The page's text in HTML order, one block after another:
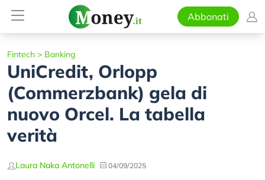
Abbonati
Fintech > Banking
UniCredit, Orlopp
(Commerzbank) gela di
nuovo Orcel. La tabella
verità
Laura Naka Antonelli 04/09/2025